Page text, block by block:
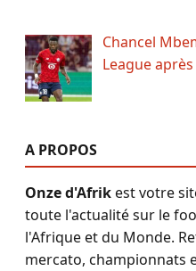
Chancel
League
A PROPOS
Onze d'Afrikest votre
toute l'actualité sur le
l'Afrique et du Monde.
mercato, championnats